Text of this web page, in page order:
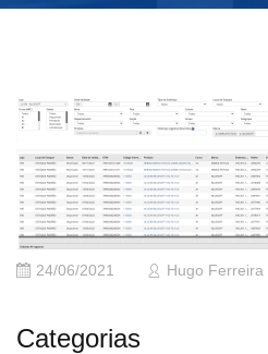
24/06/2021 Hugo Ferreira
Categorias